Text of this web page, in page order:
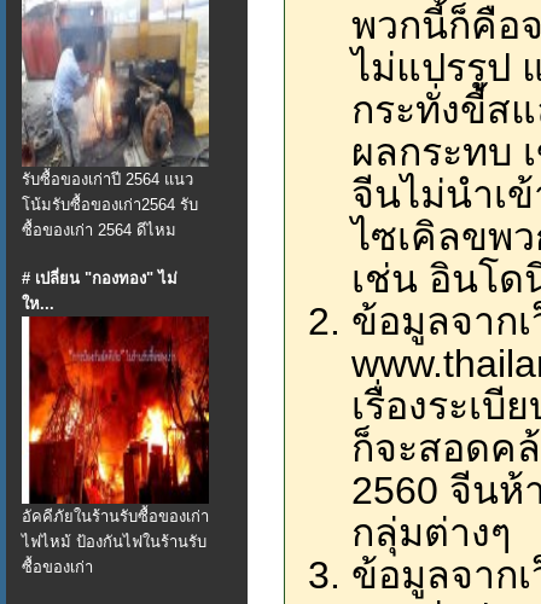
รับซื้อของเก่าปี 2564 แนว
โน้มรับซื้อของเก่า2564 รับ
ซื้อของเก่า 2564 ดีไหม
# เปลี่ยน "กองทอง" ไม่
ให...
อัคคีภัยในร้านรับซื้อของเก่า
ไฟไหม้ ป้องกันไฟในร้านรับ
ซื้อของเก่า
พวกนี้ก็คือ
ไม่แปรรูป
กระทั่งขี้ส
ผลกระทบ
จีนไม่นำเ
ไซเคิลขพ
เช่น อินโด
ข้อมูลจาก
เรื่องระเ
ก็จะสอดค
2560 จีนห้
กลุ่มต่างๆ
ข้อมูลจาก